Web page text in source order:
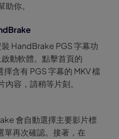
你。
HandBrake PGS 字幕功
動軟體。點擊首頁的
含有 PGS 字幕的 MKV 檔
容，請稍等片刻。
會自動選擇主要影片標
單再次確認。接著，在